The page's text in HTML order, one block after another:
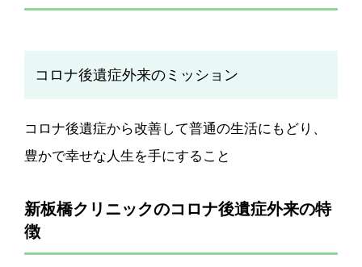
コロナ後遺症外来のミッション
コロナ後遺症から改善して普通の生活にもどり、
豊かで幸せな人生を手にすること
新板橋クリニックのコロナ後遺症外来の特
徴